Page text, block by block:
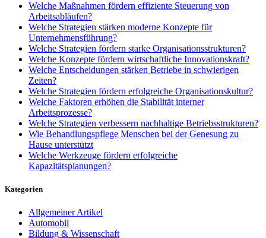
Welche Maßnahmen fördern effiziente Steuerung von
Arbeitsabläufen?
Welche Strategien stärken moderne Konzepte für
Unternehmensführung?
Welche Strategien fördern starke Organisationsstrukturen?
Welche Konzepte fördern wirtschaftliche Innovationskraft?
Welche Entscheidungen stärken Betriebe in schwierigen
Zeiten?
Welche Strategien fördern erfolgreiche Organisationskultur?
Welche Faktoren erhöhen die Stabilität interner
Arbeitsprozesse?
Welche Strategien verbessern nachhaltige Betriebsstrukturen?
Wie Behandlungspflege Menschen bei der Genesung zu
Hause unterstützt
Welche Werkzeuge fördern erfolgreiche
Kapazitätsplanungen?
Kategorien
Allgemeiner Artikel
Automobil
Bildung & Wissenschaft